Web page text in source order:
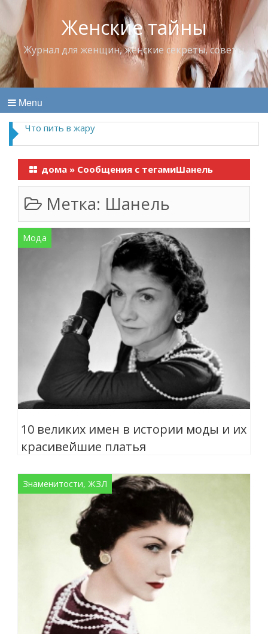
Женские тайны
Журнал для женщин, женские секреты, советы
Menu
Что пить в жару
дома » Сообщения с тегамиШанель
Метка: Шанель
Мода
10 великих имен в истории моды и их
красивейшие платья
Знаменитости, ЖЗЛ